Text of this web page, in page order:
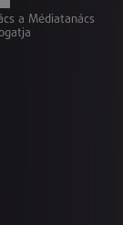
a Médiatanács